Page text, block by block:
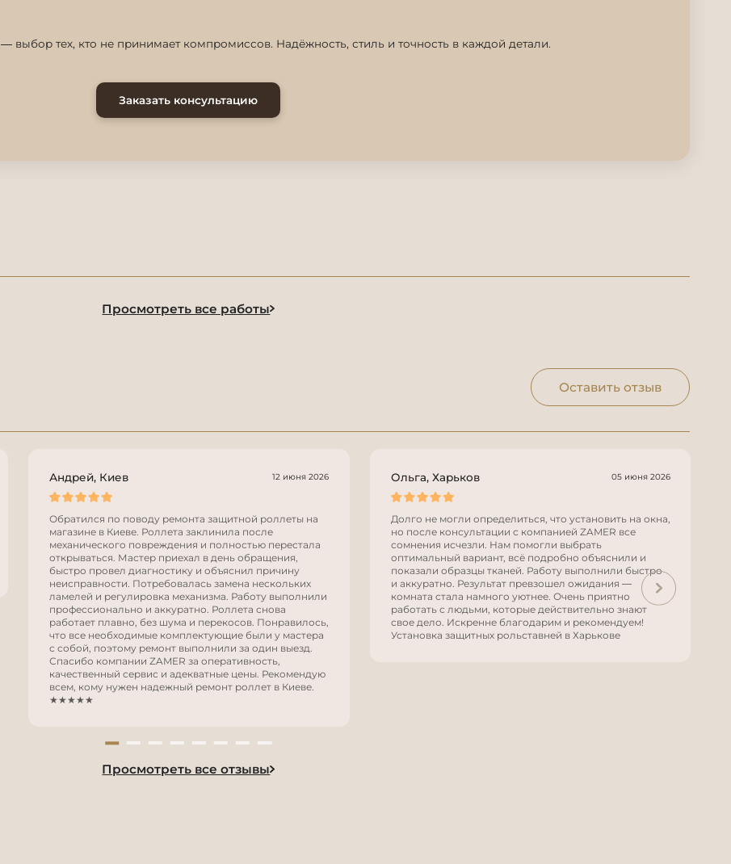
— выбор тех, кто не принимает компромиссов. Надёжность, стиль и точность в каждой детали.
Заказать консультацию
Просмотреть все работы
Оставить отзыв
Андрей, Киев 12 июня 2026
Обратился по поводу ремонта защитной роллеты на
магазине в Киеве. Роллета заклинила после
механического повреждения и полностью перестала
открываться. Мастер приехал в день обращения,
быстро провел диагностику и объяснил причину
неисправности. Потребовалась замена нескольких
ламелей и регулировка механизма. Работу выполнили
профессионально и аккуратно. Роллета снова
работает плавно, без шума и перекосов. Понравилось,
что все необходимые комплектующие были у мастера
с собой, поэтому ремонт выполнили за один выезд.
Спасибо компании ZAMER за оперативность,
качественный сервис и адекватные цены. Рекомендую
всем, кому нужен надежный ремонт роллет в Киеве.
★★★★★
Ольга, Харьков 05 июня 2026
Долго не могли определиться, что установить на окна,
но после консультации с компанией ZAMER все
сомнения исчезли. Нам помогли выбрать
оптимальный вариант, всё подробно объяснили и
показали образцы тканей. Работу выполнили быстро
и аккуратно. Результат превзошел ожидания —
комната стала намного уютнее. Очень приятно
работать с людьми, которые действительно знают
свое дело. Искренне благодарим и рекомендуем!
Установка защитных рольставней в Харькове
Просмотреть все отзывы